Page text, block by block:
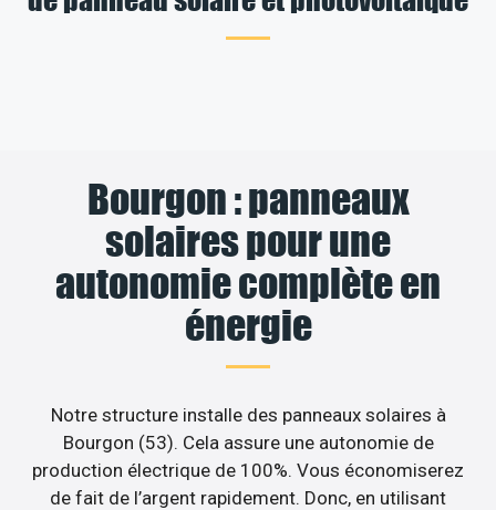
Bourgon : panneaux
solaires pour une
autonomie complète en
énergie
Notre structure installe des panneaux solaires à
Bourgon (53). Cela assure une autonomie de
production électrique de 100%. Vous économiserez
de fait de l’argent rapidement. Donc, en utilisant